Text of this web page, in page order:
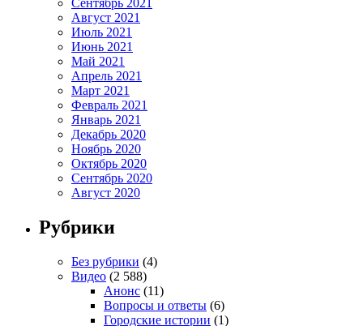
Сентябрь 2021
Август 2021
Июль 2021
Июнь 2021
Май 2021
Апрель 2021
Март 2021
Февраль 2021
Январь 2021
Декабрь 2020
Ноябрь 2020
Октябрь 2020
Сентябрь 2020
Август 2020
Рубрики
Без рубрики (4)
Видео (2 588)
Анонс (11)
Вопросы и ответы (6)
Городские истории (1)